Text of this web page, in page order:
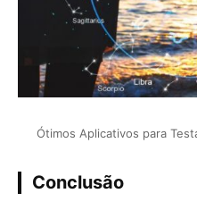
Ótimos Aplicativos para
Conclusão